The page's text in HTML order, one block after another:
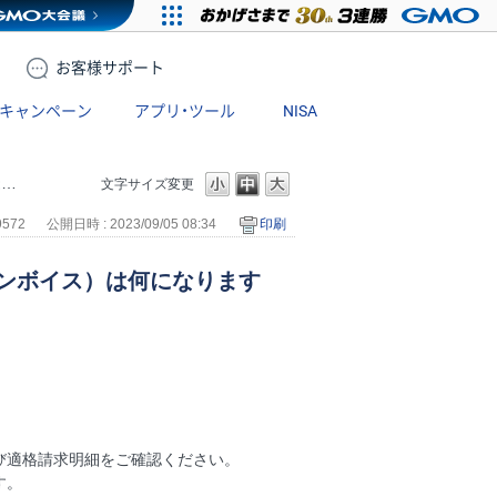
お客様サポート
キャンペーン アプリ・ツール NISA
文字サイズ変更
公開日時 : 2023/09/05 08:34 印刷
ボイス）は何になります
格請求明細をご確認ください。